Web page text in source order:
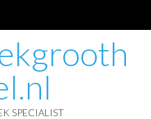
SPECIALIST